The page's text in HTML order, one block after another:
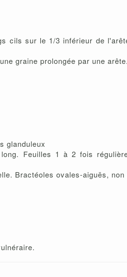
cils sur le 1/3 inférieur de
graine prolongée par une arête.
glanduleux
Feuilles 1 à 2 fois
Bractéoles ovales-aiguës, non